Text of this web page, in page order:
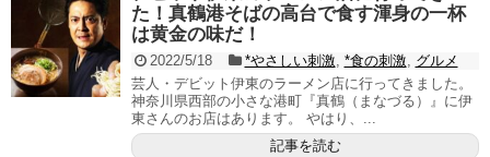
た！真鶴港そばの高台で食す渾身の一杯
は黄金の味だ！
2022/5/18 *やさしい刺激, *食の刺激, グルメ
芸人・デビット伊東のラーメン店に行ってきました。
神奈川県西部の小さな港町『真鶴（まなづる）』に伊
東さんのお店はあります。 やはり、...
記事を読む